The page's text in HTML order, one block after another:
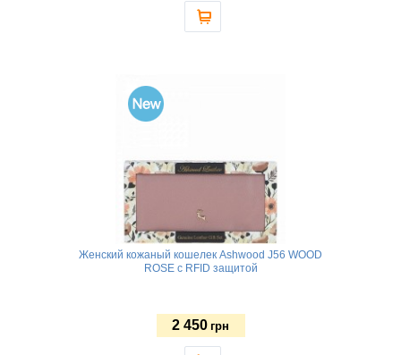
Женский кожаный кошелек Ashwood J56 WOOD
ROSE с RFID защитой
2 450 грн